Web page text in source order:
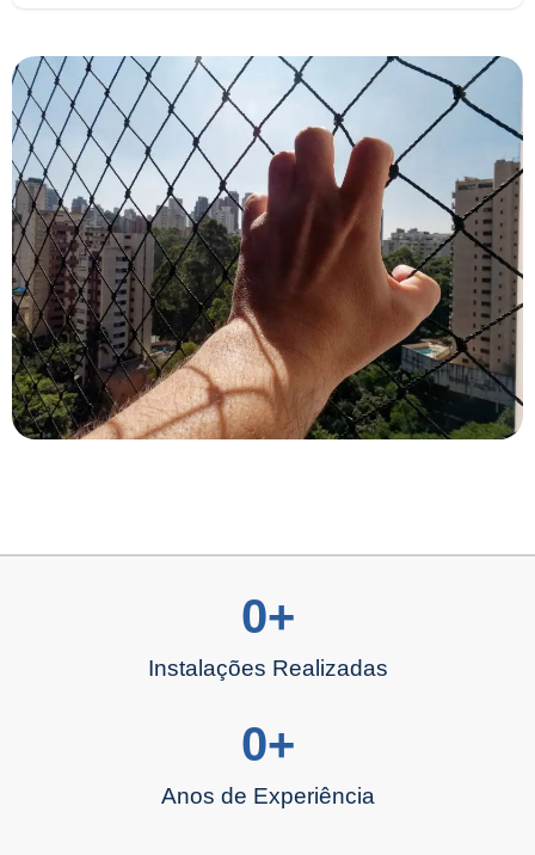
Instalações Realizadas
0+
Anos de Experiência
0+